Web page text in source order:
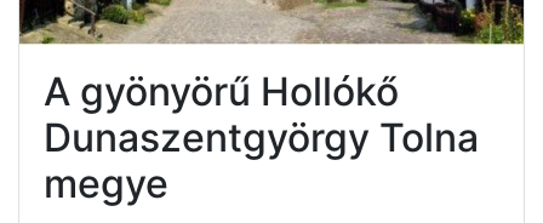
A gyönyörű Hollókő
Dunaszentgyörgy Tolna
megye